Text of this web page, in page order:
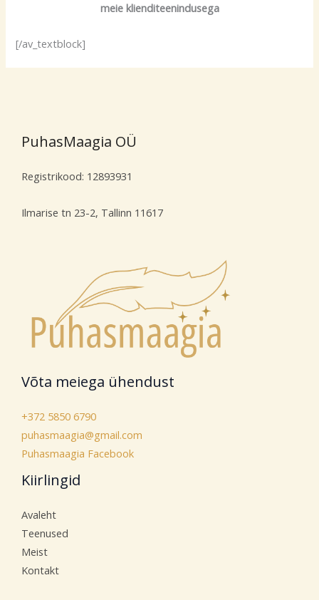
meie klienditeenindusega
[/av_textblock]
PuhasMaagia OÜ
Registrikood: 12893931
Ilmarise tn 23-2, Tallinn 11617
Võta meiega ühendust
+372 5850 6790
puhasmaagia@gmail.com
Puhasmaagia Facebook
Kiirlingid
Avaleht
Teenused
Meist
Kontakt